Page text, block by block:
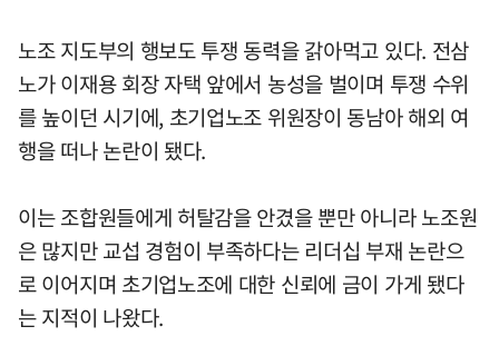
노조 지도부의 행보도 투쟁 동력을 갉아먹고 있다. 전삼
노가 이재용 회장 자택 앞에서 농성을 벌이며 투쟁 수위
를 높이던 시기에, 초기업노조 위원장이 동남아 해외 여
행을 떠나 논란이 됐다.
이는 조합원들에게 허탈감을 안겼을 뿐만 아니라 노조원
은 많지만 교섭 경험이 부족하다는 리더십 부재 논란으
로 이어지며 초기업노조에 대한 신뢰에 금이 가게 됐다
는 지적이 나왔다.